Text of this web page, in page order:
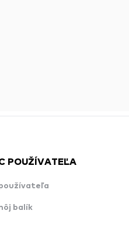
POUŽÍVATEĽA
balík